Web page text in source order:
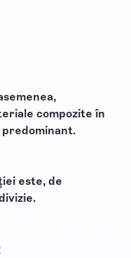
compozite în
este, de